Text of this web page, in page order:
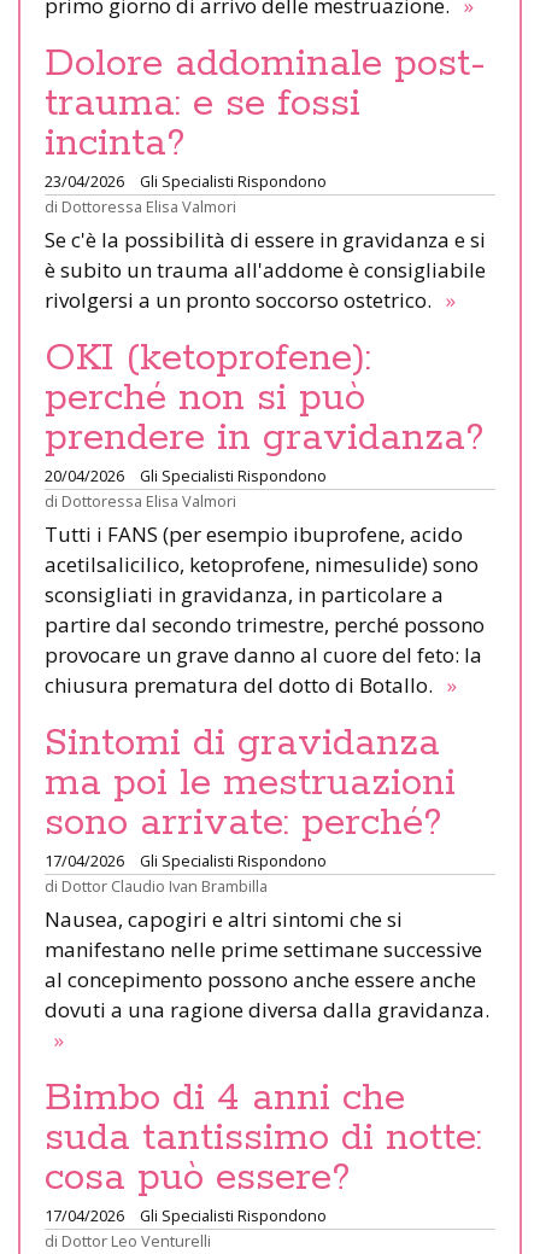
primo giorno di arrivo delle mestruazione. »
Dolore addominale post-
trauma: e se fossi
incinta?
23/04/2026
Gli Specialisti Rispondono
di Dottoressa Elisa Valmori
Se c'è la possibilità di essere in gravidanza e si
è subito un trauma all'addome è consigliabile
rivolgersi a un pronto soccorso ostetrico. »
OKI (ketoprofene):
perché non si può
prendere in gravidanza?
20/04/2026
Gli Specialisti Rispondono
di Dottoressa Elisa Valmori
Tutti i FANS (per esempio ibuprofene, acido
acetilsalicilico, ketoprofene, nimesulide) sono
sconsigliati in gravidanza, in particolare a
partire dal secondo trimestre, perché possono
provocare un grave danno al cuore del feto: la
chiusura prematura del dotto di Botallo. »
Sintomi di gravidanza
ma poi le mestruazioni
sono arrivate: perché?
17/04/2026
Gli Specialisti Rispondono
di Dottor Claudio Ivan Brambilla
Nausea, capogiri e altri sintomi che si
manifestano nelle prime settimane successive
al concepimento possono anche essere anche
dovuti a una ragione diversa dalla gravidanza.
»
Bimbo di 4 anni che
suda tantissimo di notte:
cosa può essere?
17/04/2026
Gli Specialisti Rispondono
di Dottor Leo Venturelli